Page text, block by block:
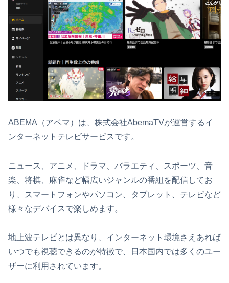
ABEMA（アベマ）は、株式会社AbemaTVが運営するイ
ンターネットテレビサービスです。
ニュース、アニメ、ドラマ、バラエティ、スポーツ、音
楽、将棋、麻雀など幅広いジャンルの番組を配信してお
り、スマートフォンやパソコン、タブレット、テレビなど
様々なデバイスで楽しめます。
地上波テレビとは異なり、インターネット環境さえあれば
いつでも視聴できるのが特徴で、日本国内では多くのユー
ザーに利用されています。